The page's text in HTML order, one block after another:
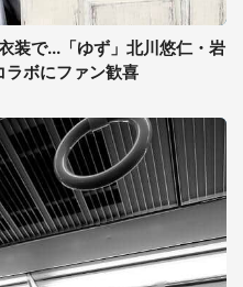
装で...「ゆず」北川悠仁・岩
ボにファン歓喜